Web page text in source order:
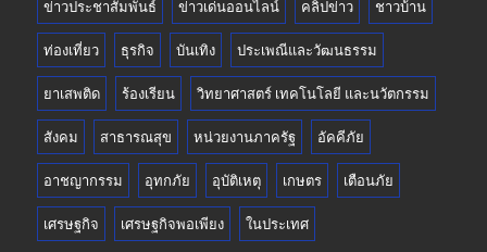
ข่าวประชาสัมพันธ์ ข่าวเด่นออนไลน์ คลิปข่าว ชาวบ้าน
ท่องเที่ยว ธุรกิจ บันเทิง ประเพณีและวัฒนธรรม
ยาเสพติด ร้องเรียน วิทยาศาสตร์ เทคโนโลยี และนวัตกรรม
สังคม สาธารณสุข หน่วยงานภาครัฐ อัคคีภัย
อาชญากรรม อุทกภัย อุบัติเหตุ เกษตร เตือนภัย
เศรษฐกิจ เศรษฐกิจพอเพียง ในประเทศ